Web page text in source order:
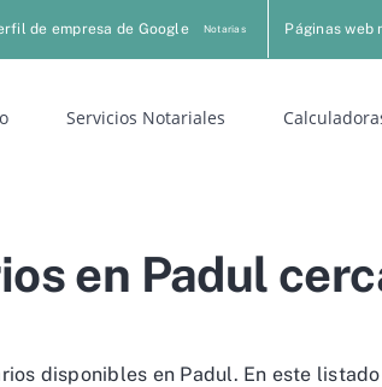
de empresa de Google Notarias Páginas web
Servicios Notariales
en Padul
disponibles en Padul. En este